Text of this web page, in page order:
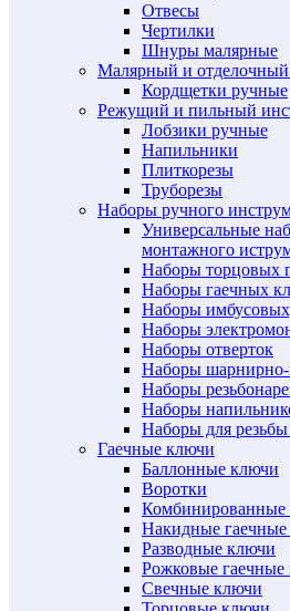
Отвесы
Чертилки
Шнуры малярные
Малярный и отделочный
Кордщетки ручные
Режущий и пильный
Лобзики ручные
Напильники
Плиткорезы
Труборезы
Наборы ручного
Универсальные
монтажного
Наборы торцовых
Наборы гаечных
Наборы
Наборы
Наборы отверток
Наборы шарнирно-
Наборы
Наборы
Наборы для резьбы
Гаечные ключи
Баллонные ключи
Воротки
Комбинированные
Накидные
Разводные ключи
Рожковые гаечные
Свечные ключи